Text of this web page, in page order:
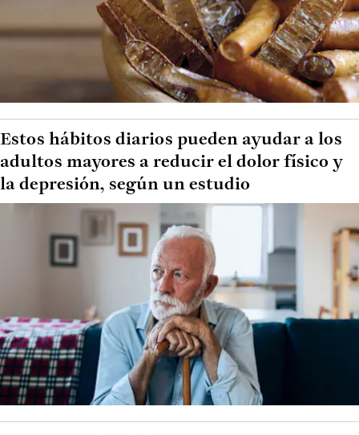
Estos hábitos diarios pueden ayudar a los
adultos mayores a reducir el dolor físico y
la depresión, según un estudio